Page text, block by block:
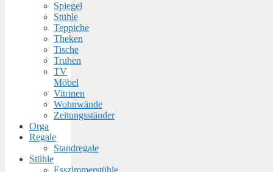
Spiegel
Stühle
Teppiche
Theken
Tische
Truhen
TV
Möbel
Vitrinen
Wohnwände
Zeitungsständer
Orga
Regale
Standregale
Stühle
Esszimmerstühle